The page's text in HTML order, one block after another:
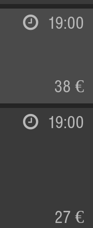
19:00
38 €
19:00
27 €